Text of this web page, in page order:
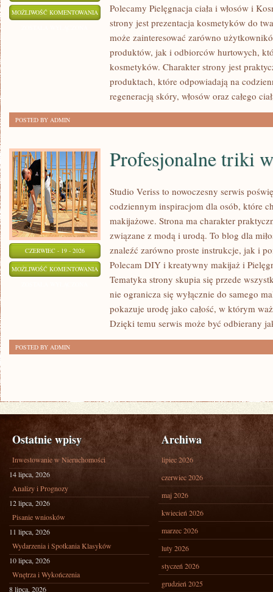
MOŻLIWOŚĆ KOMENTOWANIA
ZRÓB
SAM
Polecamy Pielęgnacja ciała i włosów i
strony jest prezentacja kosmetyków do
może zainteresować zarówno
produktów, jak i odbiorców hurtowych,
kosmetyków. Charakter strony jest
produktach, które odpowiadają na
regeneracją skóry, włosów oraz całego
POSTED BY ADMIN
CZERWIEC - 19 - 2026
MOŻLIWOŚĆ KOMENTOWANIA PROFESJONALNE
TRIKI
WIZAŻYSTÓW
Profesjonalne triki
Studio Veriss to nowoczesny serwis
codziennym inspiracjom dla osób, które
makijażowe. Strona ma charakter
związane z modą i urodą. To blog dla
znaleźć zarówno proste instrukcje, jak i
Polecam DIY i kreatywny makijaż i
Tematyka strony skupia się przede
nie ogranicza się wyłącznie do samego
pokazuje urodę jako całość, w którym
Dzięki temu serwis może być odbierany
POSTED BY ADMIN
Ostatnie wpisy
Inwestowanie w Nieruchomości
14 lipca, 2026
Analizy i Prognozy
12 lipca, 2026
Pisanie wniosków
11 lipca, 2026
Wydarzenia i Spotkania Klasyków
10 lipca, 2026
Wnętrza i Wykończenia
8 lipca, 2026
Archiwa
lipiec 2026
czerwiec 2026
maj 2026
kwiecień 2026
marzec 2026
luty 2026
styczeń 2026
grudzień 2025